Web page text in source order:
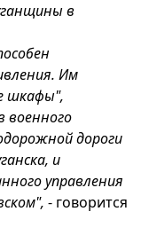
в
Им
шкафы",
военного
дороги
и
управления
- говорится